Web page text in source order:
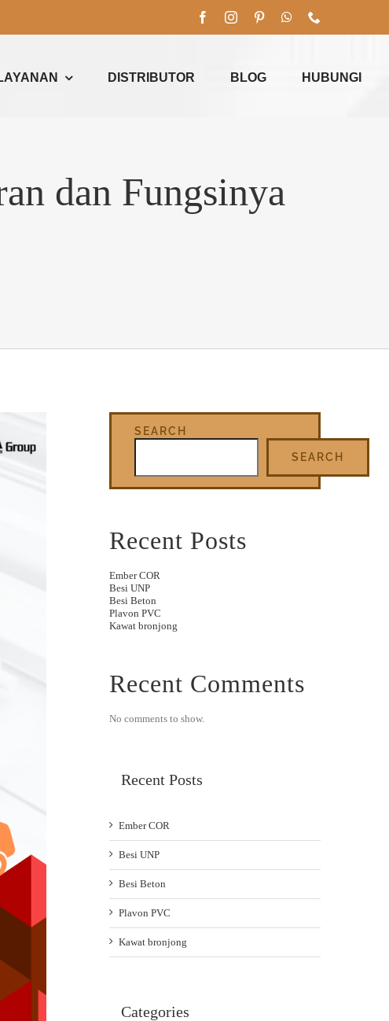
DISTRIBUTOR BLOG HUBUNGI
dan Fungsinya
SEARCH
SEARCH
Recent Posts
Ember COR
Besi UNP
Besi Beton
Plavon PVC
Kawat bronjong
Recent Comments
No comments to show.
Recent Posts
Ember COR
Besi UNP
Besi Beton
Plavon PVC
Kawat bronjong
Categories